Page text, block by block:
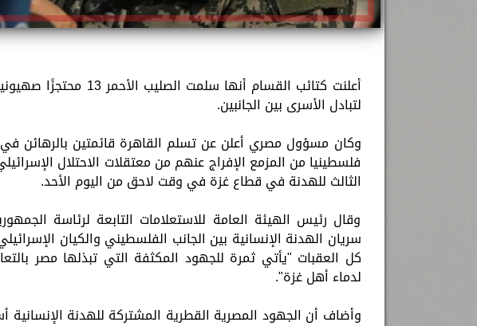
لتبادل الأسرى بين الجانبين.
فلسطينيا من المزمع الإفراج عنهم من معتقلات الاحتلال
الثالث للهدنة في قطاع غزة في وقت لاحق من اليوم الأحد.
وقال رئيس الهيئة العامة للاستعلامات التابعة لرئاسة
سريان الهدنة الإنسانية بين الجانب الفلسطيني والكيان
كل العقبات "يأتي ثمرة للجهود المكثفة التي تبذلها مصر
لدماء أهل غزة".
وأضاف أن الجهود المصرية القطرية المشتركة للهدنة